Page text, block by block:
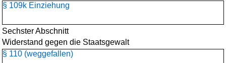
§ 109k Einziehung
Sechster Abschnitt
Widerstand gegen die Staatsgewalt
§ 110 (weggefallen)